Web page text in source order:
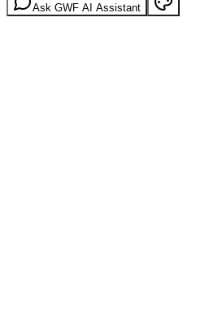
Ask GWF AI Assistant